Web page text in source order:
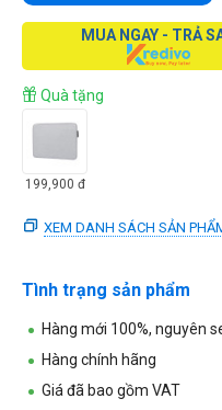
MUA NGAY - TRẢ
Quà tặng
199,900 đ
XEM DANH SÁCH SẢN
Tình trạng sản phẩm
Hàng mới 100%, nguyên
Hàng chính hãng
Giá đã bao gồm VAT